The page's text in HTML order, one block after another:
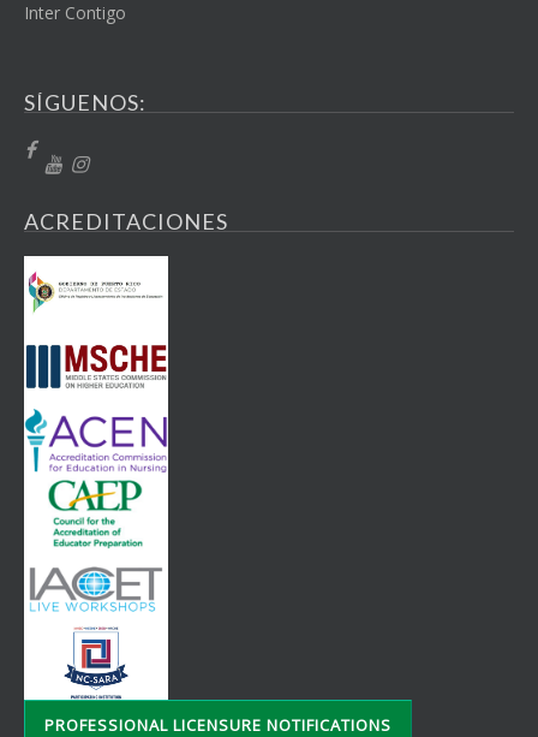
Inter Contigo
SÍGUENOS:
ACREDITACIONES
PROFESSIONAL LICENSURE NOTIFICATIONS